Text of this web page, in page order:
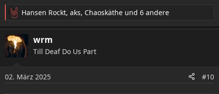
R
e
a
k
t
n
Hansen Rockt, aks, Chaoskäthe und 6 andere
wrm
Till Deaf Do Us Part
02. März 2025 #10